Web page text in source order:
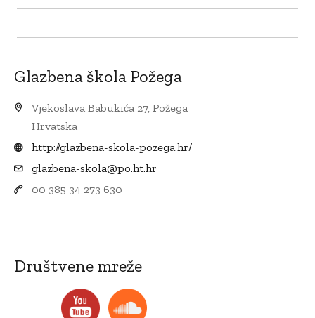
Glazbena škola Požega
Vjekoslava Babukića 27, Požega
Hrvatska
http://glazbena-skola-pozega.hr/
glazbena-skola@po.ht.hr
00 385 34 273 630
Društvene mreže